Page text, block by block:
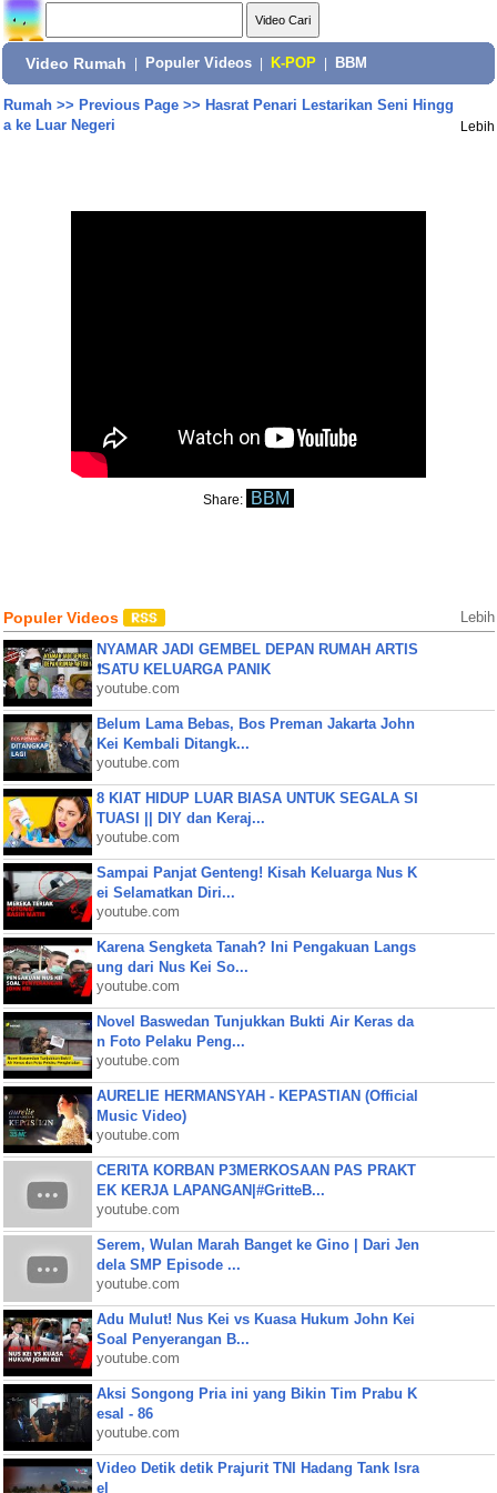
Video Rumah Populer Videos K-POP BBM
Rumah>> Previous Page>> Hasrat Penari Lestarikan Seni Hingg
a ke Luar Negeri
Lebih
Share: BBM
Populer Videos Lebih
NYAMAR JADI GEMBEL DEPAN RUMAH ARTIS
❗SATU KELUARGA PANIK
youtube.com
Belum Lama Bebas, Bos Preman Jakarta John
Kei Kembali Ditangk...
youtube.com
8 KIAT HIDUP LUAR BIASA UNTUK SEGALA SI
TUASI || DIY dan Keraj...
youtube.com
Sampai Panjat Genteng! Kisah Keluarga Nus K
ei Selamatkan Diri...
youtube.com
Karena Sengketa Tanah? Ini Pengakuan Langs
ung dari Nus Kei So...
youtube.com
Novel Baswedan Tunjukkan Bukti Air Keras da
n Foto Pelaku Peng...
youtube.com
AURELIE HERMANSYAH - KEPASTIAN (Official
Music Video)
youtube.com
CERITA KORBAN P3MERKOSAAN PAS PRAKT
EK KERJA LAPANGAN|#GritteB...
youtube.com
Serem, Wulan Marah Banget ke Gino | Dari Jen
dela SMP Episode ...
youtube.com
Adu Mulut! Nus Kei vs Kuasa Hukum John Kei
Soal Penyerangan B...
youtube.com
Aksi Songong Pria ini yang Bikin Tim Prabu K
esal - 86
youtube.com
Video Detik detik Prajurit TNI Hadang Tank Isra
el